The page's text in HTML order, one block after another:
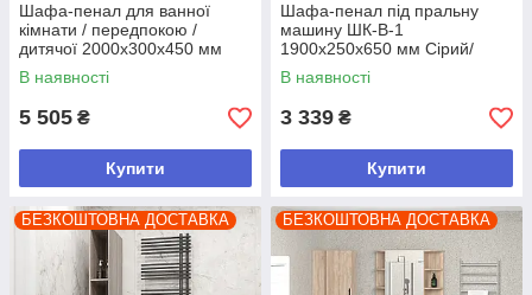
Шафа-пенал для ванної
кімнати / передпокою /
дитячої 2000х300х450 мм
Кашемір
В наявності
5 505 ₴
Купити
Шафа-пенал під пральну
машину ШК-В-1
1900х250х650 мм Сірий/
Білий
В наявності
3 339 ₴
Купити
БЕЗКОШТОВНА ДОСТАВКА БЕЗКОШТОВНА ДОСТАВКА